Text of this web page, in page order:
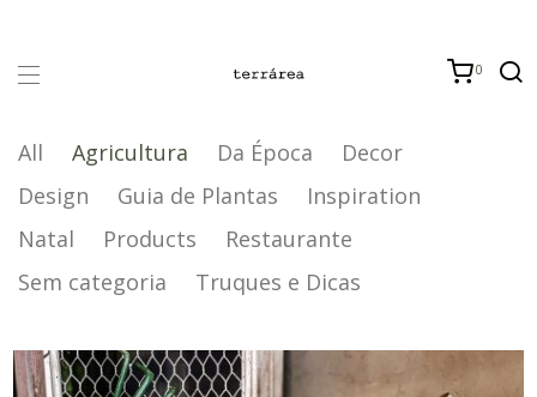
0
All Agricultura Da Época
Decor
Design
Guia de Plantas
Inspiration
Natal
Products
Restaurante
Sem categoria
Truques e Dicas